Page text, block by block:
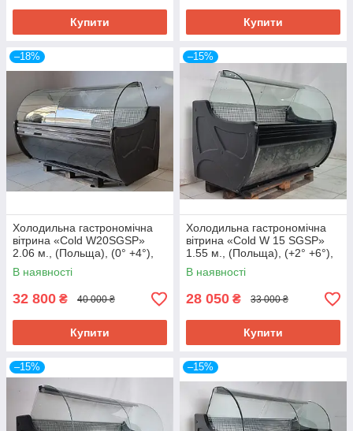
Купити Купити
–18%
Холодильна гастрономічна
вітрина «Cold W20SGSP»
2.06 м., (Польща), (0° +4°),
викладка 73 см., Б/у
В наявності
32 800 ₴ 40 000 ₴
Купити
–15%
Холодильна гастрономічна
вітрина «Cold W 15 SGSP»
1.55 м., (Польща), (+2° +6°),
викладка 73 см., Б/у
В наявності
28 050 ₴ 33 000 ₴
Купити
–15% –15%